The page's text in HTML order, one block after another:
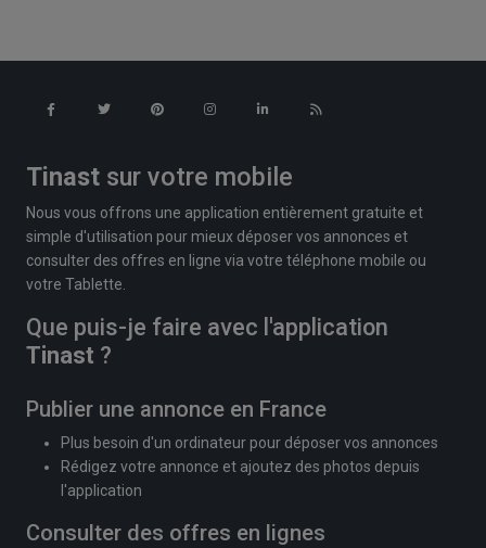
Tinast sur votre mobile
Nous vous offrons une application entièrement gratuite et
simple d'utilisation pour mieux déposer vos annonces et
consulter des offres en ligne via votre téléphone mobile ou
votre Tablette.
Que puis-je faire avec l'application
Tinast ?
Publier une annonce en France
Plus besoin d'un ordinateur pour déposer vos annonces
Rédigez votre annonce et ajoutez des photos depuis
l'application
Consulter des offres en lignes